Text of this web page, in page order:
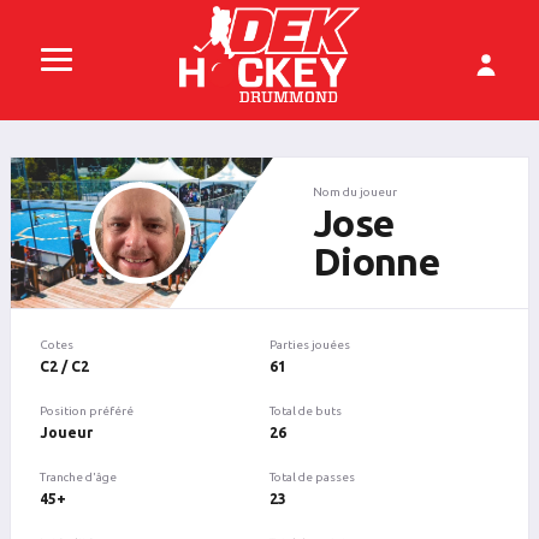
Nom du joueur
Jose
Dionne
Cotes
C2 / C2
Position préféré
Joueur
Tranche d'âge
45+
Parties jouées
61
Total de buts
26
Total de passes
23